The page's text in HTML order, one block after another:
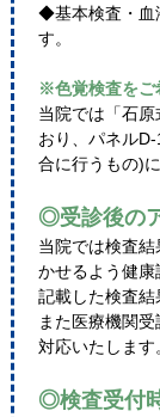
◆基本検査・血
す。
※色覚検査を
当院では「石
おり、パネル
合に行うもの)
◎受診後の
当院では検査
かせるよう健康
記載した検査結
また医療機関
対応いたします
◎検査受付